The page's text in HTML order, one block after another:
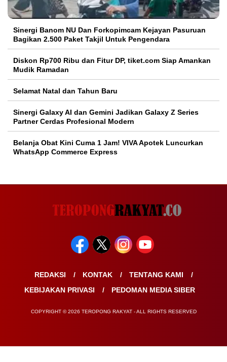
Sinergi Banom NU Dan Forkopimcam Kejayan Pasuruan
Bagikan 2.500 Paket Takjil Untuk Pengendara
Diskon Rp700 Ribu dan Fitur DP, tiket.com Siap Amankan
Mudik Ramadan
Selamat Natal dan Tahun Baru
Sinergi Galaxy AI dan Gemini Jadikan Galaxy Z Series
Partner Cerdas Profesional Modern
Belanja Obat Kini Cuma 1 Jam! VIVA Apotek Luncurkan
WhatsApp Commerce Express
REDAKSI KONTAK
TENTANG KAMI
KEBIJAKAN PRIVASI
PEDOMAN MEDIA SIBER
COPYRIGHT © 2026 TEROPONG RAKYAT - ALL RIGHTS RESERVED